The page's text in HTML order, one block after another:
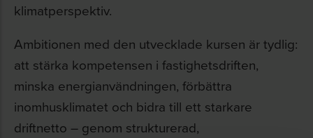
klimatperspektiv.
Ambitionen med den utvecklade kursen är tydlig:
att stärka kompetensen i fastighetsdriften,
minska energianvändningen, förbättra
inomhusklimatet och bidra till ett starkare
driftnetto – genom strukturerad,